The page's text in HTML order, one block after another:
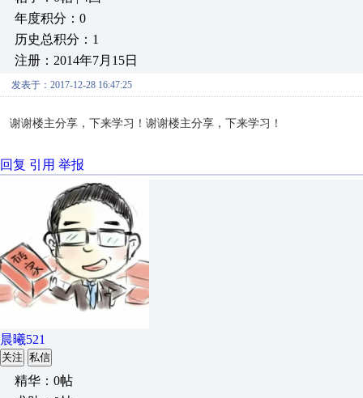
年度积分：0
历史总积分：1
注册：2014年7月15日
发表于：2017-12-28 16:47:25
谢谢楼主分享，下来学习！谢谢楼主分享，下来学习！
回复 引用 举报
晨曦521
关注 私信
精华：0帖